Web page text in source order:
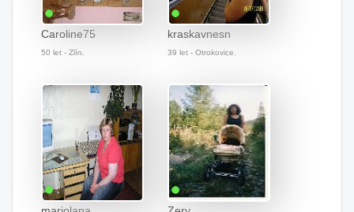
Caroline75
50 let - Zlín.
kraskavnesn
39 let - Otrokovice.